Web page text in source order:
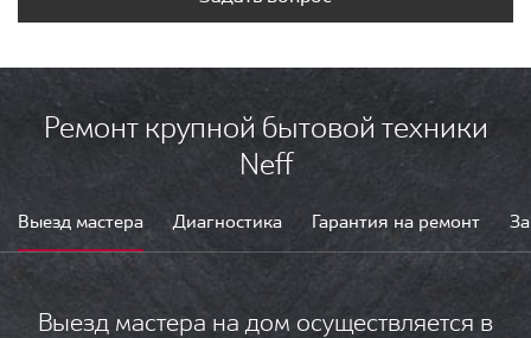
Ремонт крупной бытовой техники
Neff
Выезд мастера Диагностика Гарантия на ремонт
Выезд мастера на дом осуществляется в